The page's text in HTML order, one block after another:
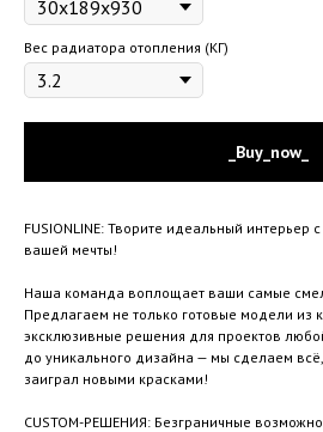
Вес радиатора отопления (КГ)
_Buy_now_
FUSIONLINE: Творите идеальный интерьер
вашей мечты!
Наша команда воплощает ваши самые
Предлагаем не только готовые модели из
эксклюзивные решения для проектов
до уникального дизайна — мы сделаем
заиграл новыми красками!
CUSTOM-РЕШЕНИЯ: Безграничные